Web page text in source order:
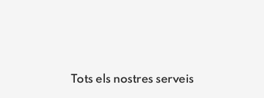
Tots els nostres serveis